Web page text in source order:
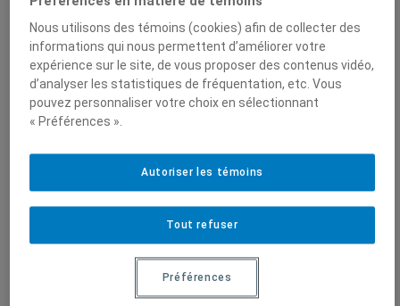
Sur le même sujet
Change in Canadian-American
Environmental Relations
1 septembre 2006,
Nous utilisons des témoins (cookies) afin de collecter des
informations qui nous permettent d’améliorer votre
expérience sur le site, de vous proposer des contenus vidéo,
d’analyser les statistiques de fréquentation, etc. Vous
pouvez personnaliser votre choix en sélectionnant
« Préférences ».
Tout refuser
Autoriser les témoins
Préférences